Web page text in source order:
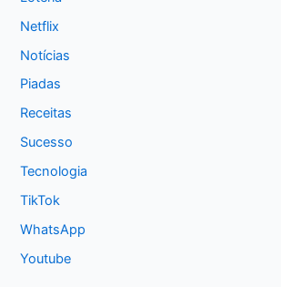
Netflix
Notícias
Piadas
Receitas
Sucesso
Tecnologia
TikTok
WhatsApp
Youtube